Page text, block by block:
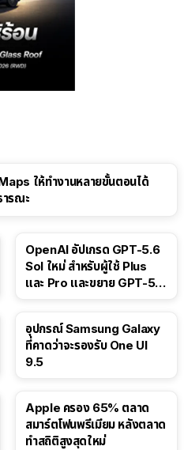
ให้ทำงานหลายขั้นตอนได้
ารณะ
OpenAI อัปเกรด GPT-5.6
Sol ใหม่ สำหรับผู้ใช้ Plus
และ Pro และขยาย GPT-5.6
อุปกรณ์ Samsung Galaxy
ที่คาดว่าจะรองรับ One UI
9.5
Apple ครอง 65% ตลาด
สมาร์ตโฟนพรีเมียม หลังตลาด
ทำสถิติสูงสุดใหม่